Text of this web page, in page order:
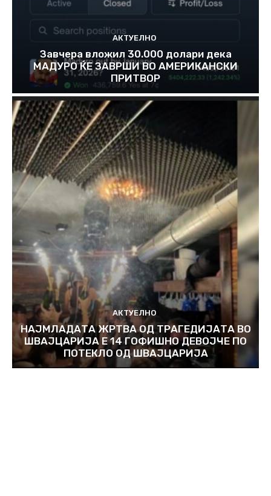
АКТУЕЛНО
Завчера вложил 30.000 долари дека
МАДУРО ЌЕ ЗАВРШИ ВО АМЕРИКАНСКИ
ПРИТВОР
АКТУЕЛНО
НАЈМЛАДАТА ЖРТВА ОД ТРАГЕДИЈАТА ВО
ШВАЈЦАРИЈА Е 14 ГОФИШНО ДЕВОЈЧЕ ПО
ПОТЕКЛО ОД ШВАЈЦАРИЈА